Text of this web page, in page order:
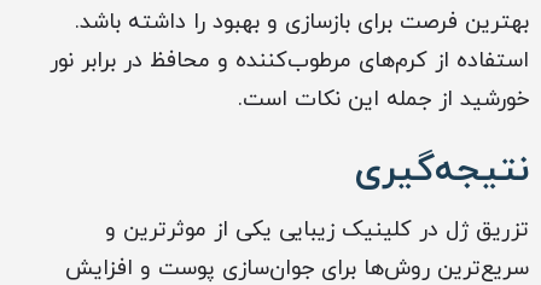
بهترین فرصت برای بازسازی و بهبود را داشته باشد.
استفاده از کرم‌های مرطوب‌کننده و محافظ در برابر نور
خورشید از جمله این نکات است.
نتیجه‌گیری
تزریق ژل در کلینیک زیبایی یکی از موثرترین و
سریع‌ترین روش‌ها برای جوان‌سازی پوست و افزایش